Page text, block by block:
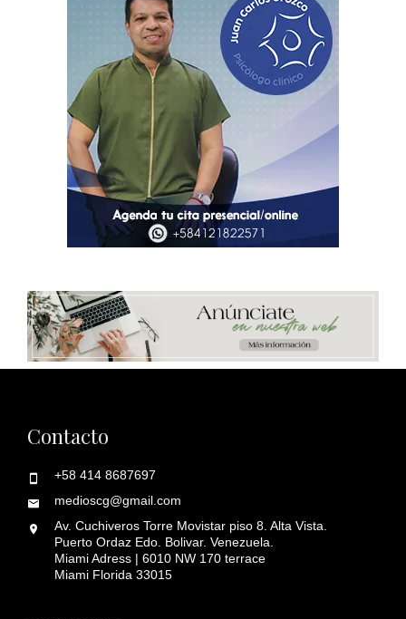
Contacto
+58 414 8687697
medioscg@gmail.com
Av. Cuchiveros Torre Movistar piso 8. Alta Vista.
Puerto Ordaz Edo. Bolivar. Venezuela.
Miami Adress | 6010 NW 170 terrace
Miami Florida 33015